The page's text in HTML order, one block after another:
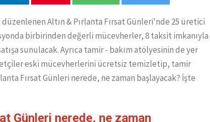
Altın & Pırlanta Fırsat Günleri'nde 25 üretici
birbirinden değerli mücevherler, 8 taksit imkanıyla
sunulacak. Ayrıca tamir - bakım atölyesinin de yer
eski mücevherlerini ücretsiz temizletip, tamir
Fırsat Günleri nerede, ne zaman başlayacak? İşte
Günleri nerede, ne zaman